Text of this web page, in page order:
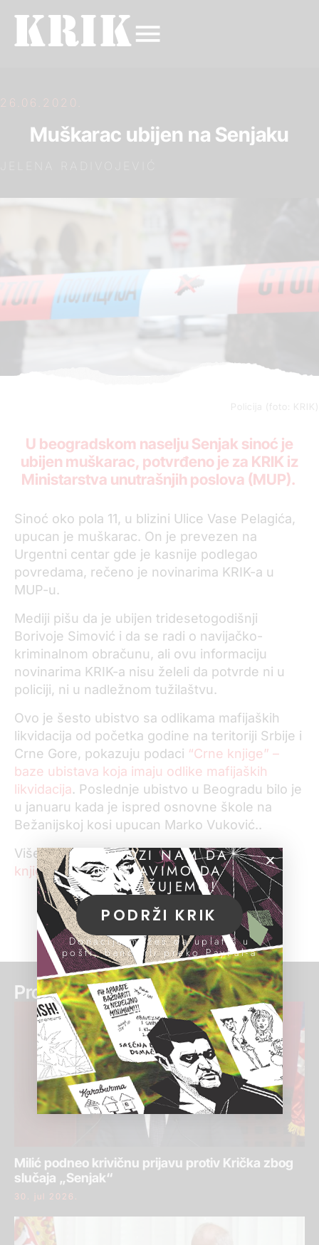
26.06.2020.
Muškarac ubijen na Senjaku
Policija (foto: KRIK)
U beogradskom naselju Senjak sinoć je
ubijen muškarac, potvrđeno je za KRIK iz
Ministarstva unutrašnjih poslova (MUP).
Sinoć oko pola 11, u blizini Ulice Vase Pelagića,
upucan je muškarac. On je prevezen na
Urgentni centar gde je kasnije podlegao
povredama, rečeno je novinarima KRIK-a u
MUP-u.
Mediji pišu da je ubijen tridesetogodišnji
Borivoje Simović i da se radi o navijačko-
kriminalnom obračunu, ali ovu informaciju
novinarima KRIK-a nisu želeli da potvrde ni u
policiji, ni u nadležnom tužilaštvu.
Ovo je šesto ubistvo sa odlikama mafijaških
likvidacija od početka godine na teritoriji Srbije i
Crne Gore, pokazuju podaci “Crne knjige” –
baze ubistava koja imaju odlike mafijaških
likvidacija. Poslednje ubistvo u Beogradu bilo je
u januaru kada je ispred osnovne škole na
Bežanijskoj kosi upucan Marko Vuković..
Više o tome pogledajte u našoj bazi“Crna
knjiga”
Pročitaj još:
Milić podneo krivičnu prijavu protiv Krička zbog
slučaja „Senjak“
30. jul 2026.
POMOZI NAM DA
NASTAVIMO DA
ISTRAŽUJEMO!
PODRŽI KRIK
Donacije možeš da uplatiš u
pošti, banci ili preko PayPal-a